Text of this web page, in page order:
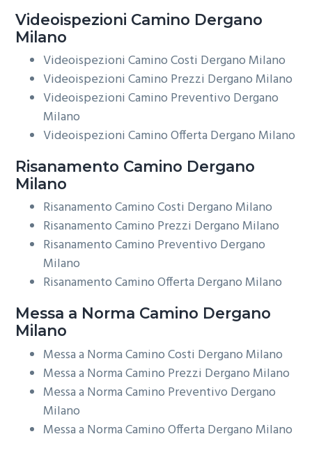
Videoispezioni Camino Dergano
Milano
Videoispezioni Camino Costi Dergano Milano
Videoispezioni Camino Prezzi Dergano Milano
Videoispezioni Camino Preventivo Dergano
Milano
Videoispezioni Camino Offerta Dergano Milano
Risanamento Camino Dergano
Milano
Risanamento Camino Costi Dergano Milano
Risanamento Camino Prezzi Dergano Milano
Risanamento Camino Preventivo Dergano
Milano
Risanamento Camino Offerta Dergano Milano
Messa a Norma Camino Dergano
Milano
Messa a Norma Camino Costi Dergano Milano
Messa a Norma Camino Prezzi Dergano Milano
Messa a Norma Camino Preventivo Dergano
Milano
Messa a Norma Camino Offerta Dergano Milano